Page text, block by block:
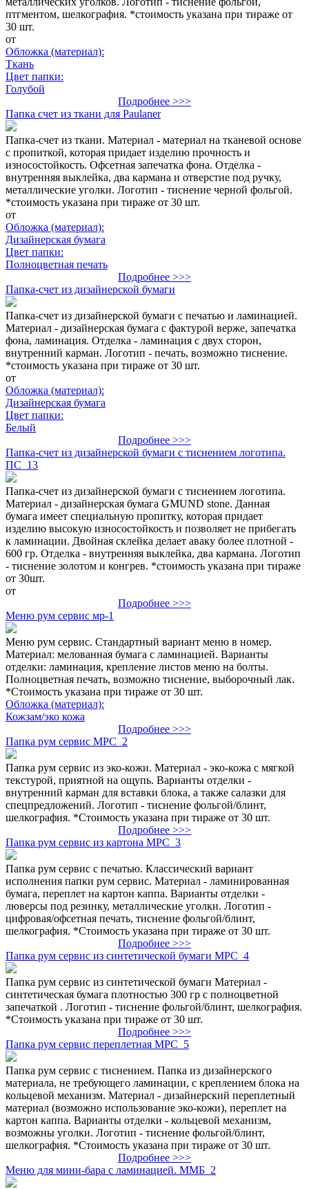
птгментом, шелкография. *стоимость указана при тираже от
30 шт.
от
Обложка (материал):
Ткань
Цвет папки:
Голубой
Подробнее >>>
Папка счет из ткани для Paulaner
Папка-счет из ткани. Материал - материал на тканевой основе
с пропиткой, которая придает изделию прочность и
износостойкость. Офсетная запечатка фона. Отделка -
внутренняя выклейка, два кармана и отверстие под ручку,
металлические уголки. Логотип - тиснение черной фольгой.
*стоимость указана при тираже от 30 шт.
от
Обложка (материал):
Дизайнерская бумага
Цвет папки:
Полноцветная печать
Подробнее >>>
Папка-счет из дизайнерской бумаги
Папка-счет из дизайнерской бумаги с печатью и ламинацией.
Материал - дизайнерская бумага с фактурой верже, запечатка
фона, ламинация. Отделка - ламинация с двух сторон,
внутренний карман. Логотип - печать, возможно тиснение.
*стоимость указана при тираже от 30 шт.
от
Обложка (материал):
Дизайнерская бумага
Цвет папки:
Белый
Подробнее >>>
Папка-счет из дизайнерской бумаги с тиснением логотипа.
ПС_13
Папка-счет из дизайнерской бумаги с тиснением логотипа.
Материал - дизайнерская бумага GMUND stone. Данная
бумага имеет специальную пропитку, которая придает
изделию высокую износостойкость и позволяет не прибегать
к ламинации. Двойная склейка делает аваку более плотной -
600 гр. Отделка - внутренняя выклейка, два кармана. Логотип
- тиснение золотом и конгрев. *стоимость указана при тираже
от 30шт.
от
Подробнее >>>
Меню рум сервис мр-1
Меню рум сервис. Стандартный вариант меню в номер.
Материал: мелованная бумага с ламинацией. Варианты
отделки: ламинация, крепление листов меню на болты.
Полноцветная печать, возможно тиснение, выборочный лак.
*Стоимость указана при тираже от 30 шт.
Обложка (материал):
Кожзам/эко кожа
Подробнее >>>
Папка рум сервис МРС_2
Папка рум сервис из эко-кожи. Материал - эко-кожа с мягкой
текстурой, приятной на ощупь. Варианты отделки -
внутренний карман для вставки блока, а также салазки для
спецпредложений. Логотип - тиснение фольгой/блинт,
шелкография. *Стоимость указана при тираже от 30 шт.
Подробнее >>>
Папка рум сервис из картона МРС_3
Папка рум сервис с печатью. Классический вариант
исполнения папки рум сервис. Материал - ламинированная
бумага, переплет на картон каппа. Варианты отделки -
люверсы под резинку, металлические уголки. Логотип -
цифровая/офсетная печать, тиснение фольгой/блинт,
шелкография. *Стоимость указана при тираже от 30 шт.
Подробнее >>>
Папка рум сервис из синтетической бумаги МРС_4
Папка рум сервис из синтетической бумаги Материал -
синтетическая бумага плотностью 300 гр с полноцветной
запечаткой . Логотип - тиснение фольгой/блинт, шелкография.
*Стоимость указана при тираже от 30 шт.
Подробнее >>>
Папка рум сервис переплетная МРС_5
Папка рум сервис с тиснением. Папка из дизайнерского
материала, не требующего ламинации, с креплением блока на
кольцевой механизм. Материал - дизайнерский переплетный
материал (возможно использование эко-кожи), переплет на
картон каппа. Варианты отделки - кольцевой механизм,
возможны уголки. Логотип - тиснение фольгой/блинт,
шелкография. *Стоимость указана при тираже от 30 шт.
Подробнее >>>
Меню для мини-бара с ламинацией. ММБ_2